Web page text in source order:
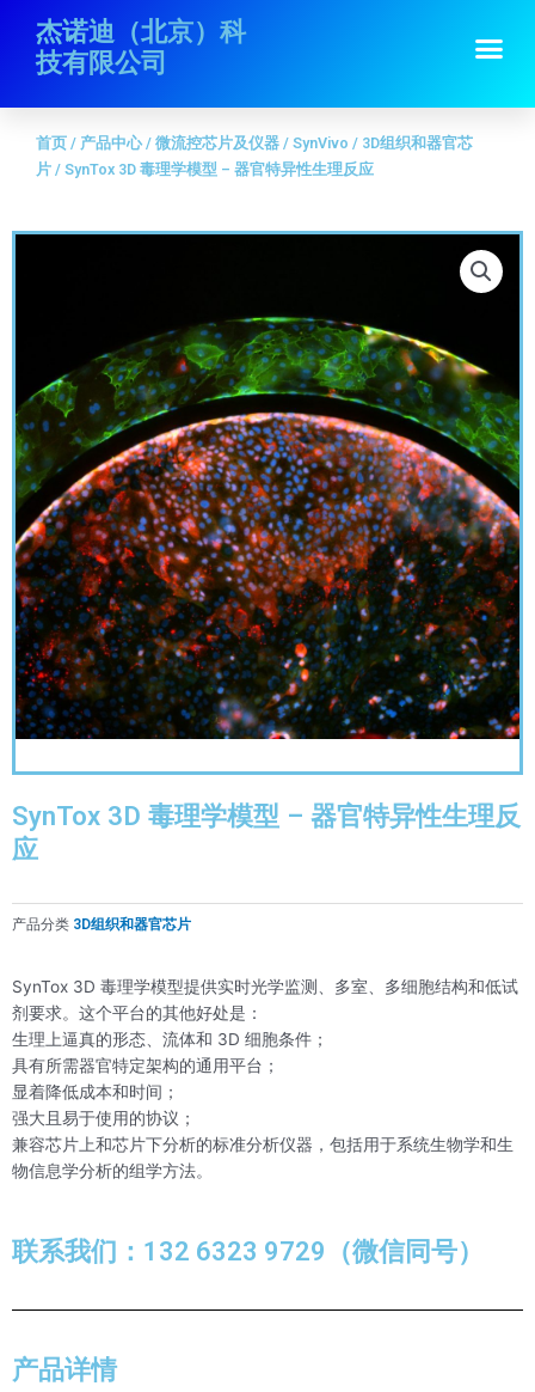
杰诺迪（北京）科
技有限公司
首页/产品中心 微流控芯片及仪器
/ SynTox 3D 毒理学模型 – 器官特异性生理反应
首页 / 产品中心/ 微流控芯片及仪器 / SynVivo / 3D组织和器官芯
片 / SynTox 3D 毒理学模型 – 器官特异性生理反应
SynTox 3D 毒理学模型 – 器官特异性生理反
应
产品分类 3D组织和器官芯片
SynTox 3D 毒理学模型提供实时光学监测、多室、多细胞结构和低试
剂要求。这个平台的其他好处是：
生理上逼真的形态、流体和 3D 细胞条件；
具有所需器官特定架构的通用平台；
显着降低成本和时间；
强大且易于使用的协议；
兼容芯片上和芯片下分析的标准分析仪器，包括用于系统生物学和生
物信息学分析的组学方法。
联系我们：132 6323 9729（微信同号）
产品详情